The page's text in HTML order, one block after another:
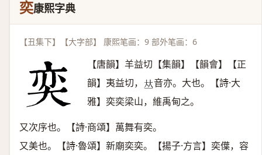
奕康熙字典
【丑集下】【大字部】 康熙笔画：9 部外笔画：6
【唐韻】羊益切【集韻】【韻會】【正
韻】夷益切， 𠀤音亦。大也。【詩·大
雅】奕奕梁山，維禹甸之。
又次序也。【詩·商頌】萬舞有奕。
又美也。【詩·魯頌】新廟奕奕。【揚子·方言】奕僷，容